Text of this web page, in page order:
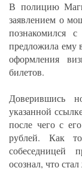
В полицию
заявлением о
познакомился
предложила ему
оформления
билетов.
Доверившись
указанной
после чего с
рублей. Как
собеседницей
осознал, что